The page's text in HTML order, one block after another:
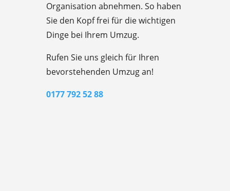
Organisation abnehmen. So haben
Sie den Kopf frei für die wichtigen
Dinge bei Ihrem Umzug.
Rufen Sie uns gleich für Ihren
bevorstehenden Umzug an!
0177 792 52 88